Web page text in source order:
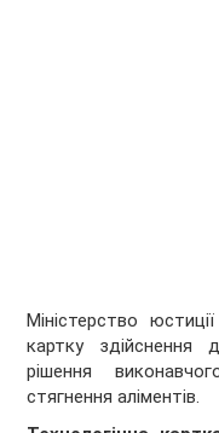
Міністерство
картку здійснення
рішення
стягнення аліментів.